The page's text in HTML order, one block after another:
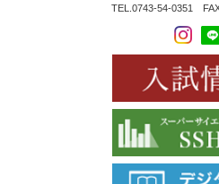
TEL.0743-54-0351